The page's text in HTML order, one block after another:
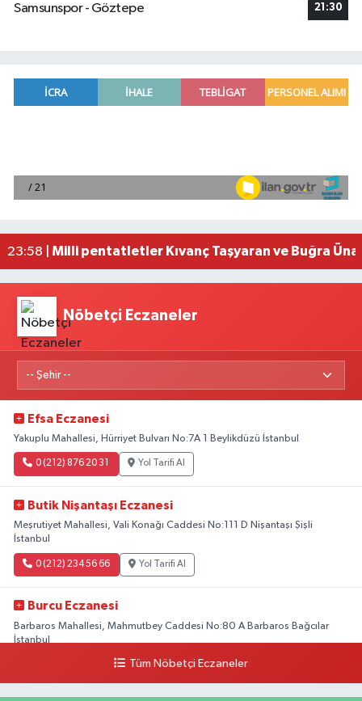
Samsunspor - Göztepe
21:30
00:39 |
Mersin'de uyuşturucu operasyonunda 190
23:58 | Milli pentatletler Kıvanç Taşyaran ve Buğra
Nöbetçi Eczaneler
Efsa Eczanesi
Yakuplu Mahallesi, Hürriyet Bulvarı No:7A 1 Beylikdüzü İstanbul
0 (212) 876 20 31 Yol Tarifi Al
Butik Nişantaşı Eczanesi
Meşrutiyet Mahallesi, Vali Konağı Caddesi No:111 D Nişantaşı Şişli
İstanbul
0 (212) 234 56 66 Yol Tarifi Al
Burcu Eczanesi
Barbaros Mahallesi, Mahmutbey Caddesi No:80 A Barbaros Bağcılar
İstanbul
Yol Tarifi Al
Tüm Nöbetçi Eczaneler